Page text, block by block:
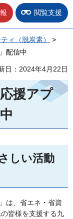
閲覧支援
ィ（脱炭素）
>
配信中
日：2024年4月22日
援アプ
しい活動
は、省エネ・省資
皆様を支援する九